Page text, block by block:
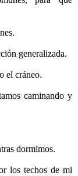
generalizada.
el cráneo.
caminando y
dormimos.
los techos de mi